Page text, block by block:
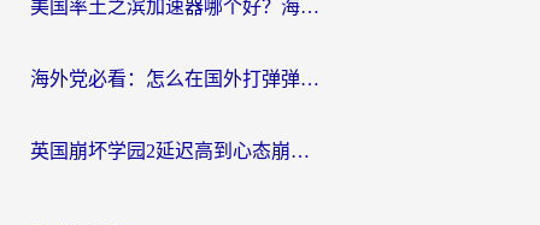
美国率土之滨加速器哪个好？海外党国服游戏畅玩终极指南（附多游戏解决方案）
海外党必看：怎么在国外打弹弹堂不卡？番茄加速器亲测指南
英国崩坏学园2延迟高到心态崩？海外党国服游戏加速终极指南